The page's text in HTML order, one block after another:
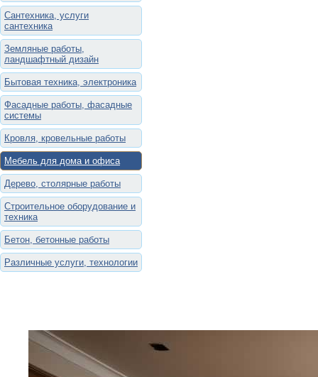
Сантехника, услуги
сантехника
Земляные работы,
ландшафтный дизайн
Бытовая техника, электроника
Фасадные работы, фасадные
системы
Кровля, кровельные работы
Мебель для дома и офиса
Дерево, столярные работы
Строительное оборудование и
техника
Бетон, бетонные работы
Различные услуги, технологии